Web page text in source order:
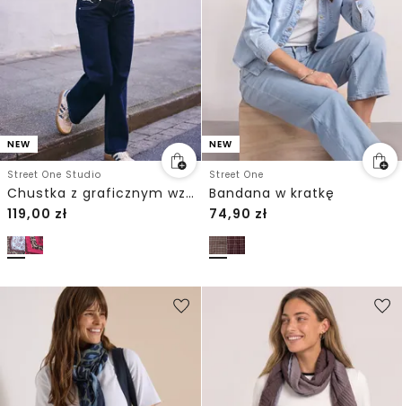
NEW
Street One Studio
Chustka z graficznym wzorem
119,00 zł
NEW
Street One
Bandana w kratkę
74,90 zł